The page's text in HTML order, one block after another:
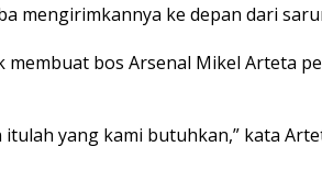
mengirimkannya ke depan dari
bos Arsenal Mikel Arteta
yang kami butuhkan,” kata